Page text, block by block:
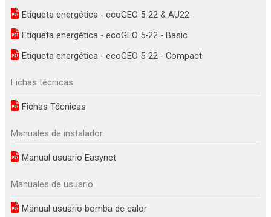
Etiqueta energética - ecoGEO 5-22 & AU22
Etiqueta energética - ecoGEO 5-22 - Basic
Etiqueta energética - ecoGEO 5-22 - Compact
Fichas técnicas
Fichas Técnicas
Manuales de instalador
Manual usuario Easynet
Manuales de usuario
Manual usuario bomba de calor